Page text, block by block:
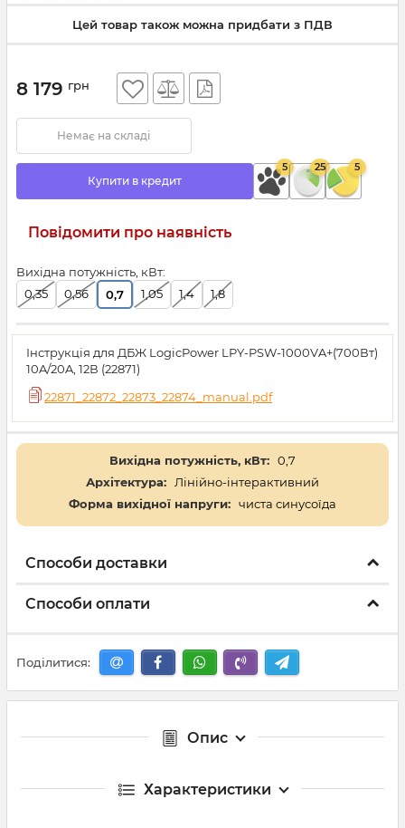
Цей товар також можна придбати з ПДВ
Інструкція для ДБЖ LogicPower LPY-PSW-1000VA+(700Вт)
10A/20A, 12В (22871)
22871_22872_22873_22874_manual.pdf
Вихідна потужність, кВт:
0,35
0,56 0,7 1,05 1,4 1,8
8 179 грн
Немає на складі
Купити в кредит
5 25 5
Повідомити про наявність
Вихідна потужність, кВт: 0,7
Архітектура:
Лінійно-інтерактивний
Форма вихідної напруги: чиста синусоїда
Способи доставки
Способи оплати
Поділитися:
Опис
Характеристики